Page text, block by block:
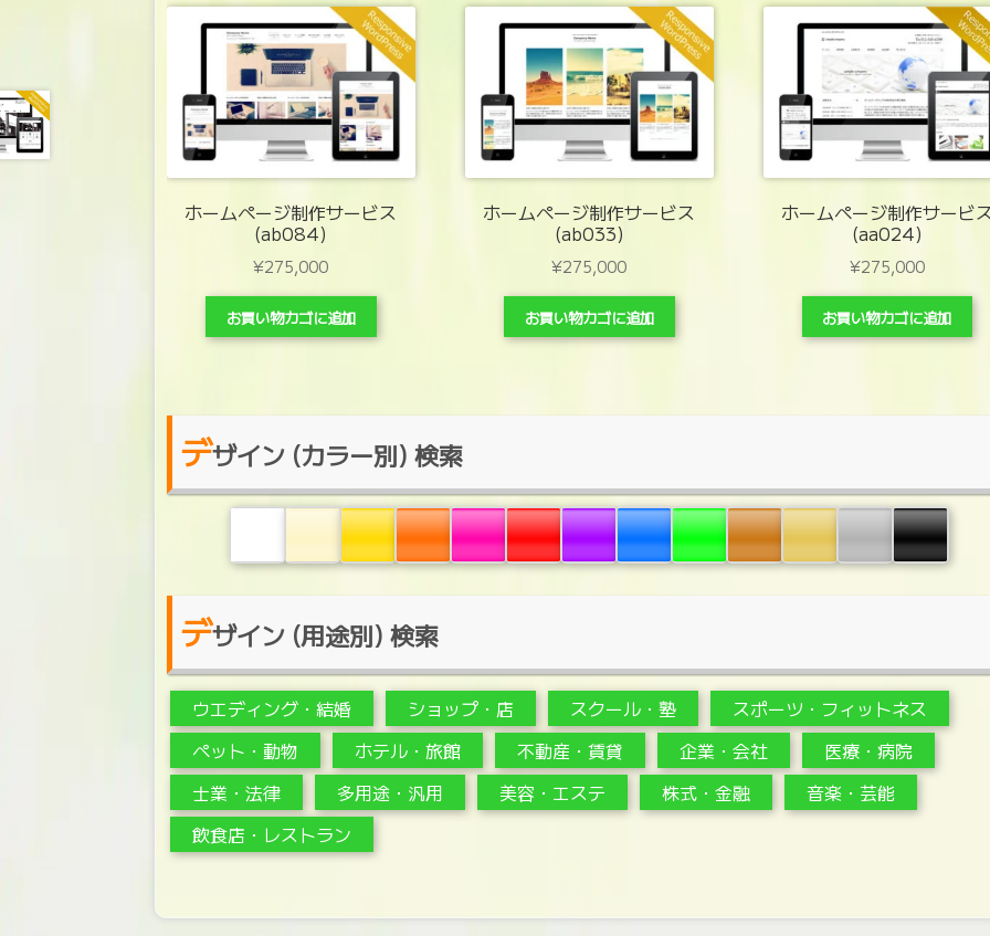
ホームページ制作サービス
(ab084)
¥275,000
お買い物カゴに追加
ホームページ制作サービス
(ab033)
¥275,000
お買い物カゴに追加
ホームページ制作サービ
(aa024)
¥275,000
お買い物カゴに追加
デザイン (カラー別) 検索
デザイン (用途別) 検索
ウエディング・結婚 ショップ・店 スクール・塾
スポーツ・フィットネス
ペット・動物
ホテル・旅館 不動産・賃貸 企業・会社
医療・病院
士業・法律
多用途・汎用 美容・エステ 株式・金融
音楽・芸能
飲食店・レストラン